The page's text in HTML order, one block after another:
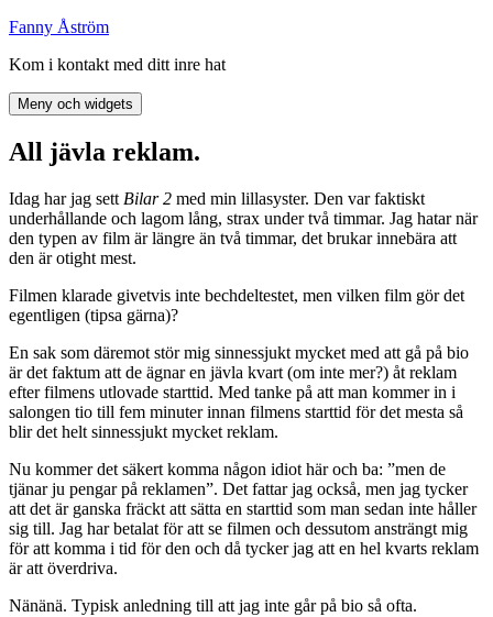
Hoppa
innehåll
Fanny Åström
Kom i kontakt med ditt inre hat
Meny och widgets
All jävla reklam.
Idag har jag sett Bilar 2 med min lillasyster. Den var faktiskt
underhållande och lagom lång, strax under två timmar. Jag hatar när
den typen av film är längre än två timmar, det brukar innebära att
den är otight mest.
Filmen klarade givetvis inte bechdeltestet, men vilken film gör det
egentligen (tipsa gärna)?
En sak som däremot stör mig sinnessjukt mycket med att gå på bio
är det faktum att de ägnar en jävla kvart (om inte mer?) åt reklam
efter filmens utlovade starttid. Med tanke på att man kommer in i
salongen tio till fem minuter innan filmens starttid för det mesta så
blir det helt sinnessjukt mycket reklam.
Nu kommer det säkert komma någon idiot här och ba: ”men de
tjänar ju pengar på reklamen”. Det fattar jag också, men jag tycker
att det är ganska fräckt att sätta en starttid som man sedan inte håller
sig till. Jag har betalat för att se filmen och dessutom ansträngt mig
för att komma i tid för den och då tycker jag att en hel kvarts reklam
är att överdriva.
Nänänä. Typisk anledning till att jag inte går på bio så ofta.